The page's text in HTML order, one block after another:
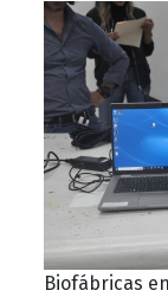
Biofábricas